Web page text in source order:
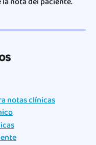
notas clínicas